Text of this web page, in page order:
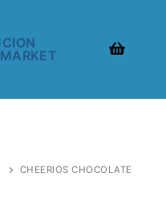
CHEERIOS CHOCOLATE